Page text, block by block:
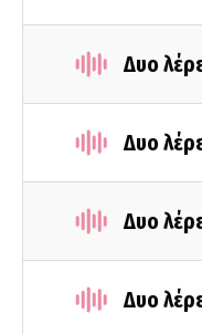
Δυο
Δυο
Δυο
Δυο